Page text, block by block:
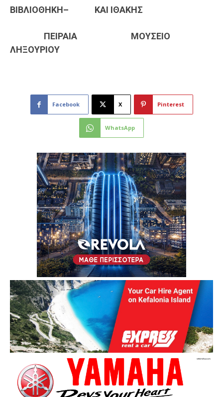
ΒΙΒΛΙΟΘΗΚΗ– ΚΑΙ ΙΘΑΚΗΣ
ΠΕΙΡΑΙΑ
ΜΟΥΣΕΙΟ
ΛΗΞΟΥΡΙΟΥ
Facebook X Pinterest
WhatsApp